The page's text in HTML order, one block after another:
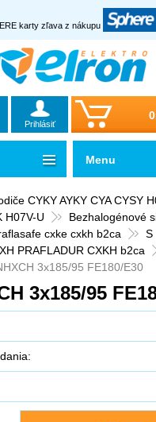
karty zľava z nákupu
Prihlásiť
CYKY AYKY CYA CYSY
H07V-U
Bezhalogénové
cxke cxkh b2ca
S
PRAFLADUR CXKH b2ca
3x185/95 FE180/E30
3x185/95
Menu